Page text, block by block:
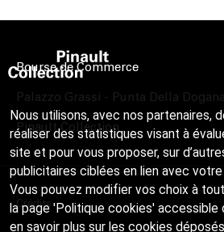
Bourse de Commerce
Palazzo Grassi - Punta Della Dogana
Pinault Collection
Crédits
Nous utilisons, avec nos partenaires,
réaliser des statistiques visant à
site et pour vous proposer, sur
publicitaires ciblées en lien avec
Vous pouvez modifier vos choix à
la page 'Politique cookies'
en savoir plus sur les cookies